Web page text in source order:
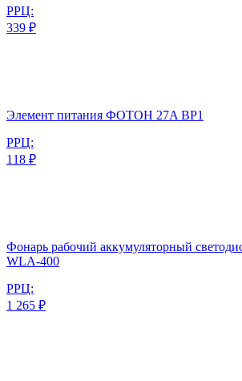
РРЦ:
339 ₽
Элемент питания ФОТОН 27A BP1
РРЦ:
118 ₽
Фонарь рабочий аккумуляторный
WLА-400
РРЦ:
1 265 ₽